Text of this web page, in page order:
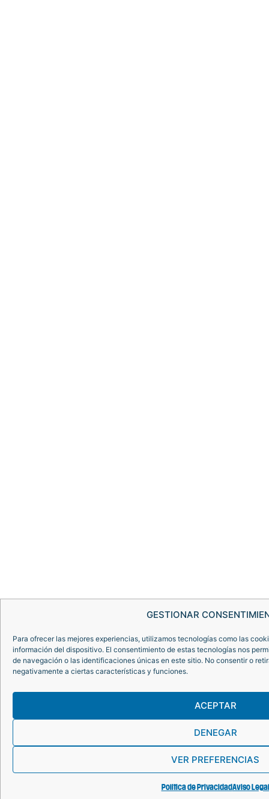
GESTIONAR
Para ofrecer las mejores experiencias, utilizamos tecnologías como las
información del dispositivo. El consentimiento de estas tecnologías nos
de navegación o las identificaciones únicas en este sitio. No consentir o
negativamente a ciertas características y funciones.
ACEPTAR
DENEGAR
VER PREFERENCIAS
Política de PrivacidadAviso Legal